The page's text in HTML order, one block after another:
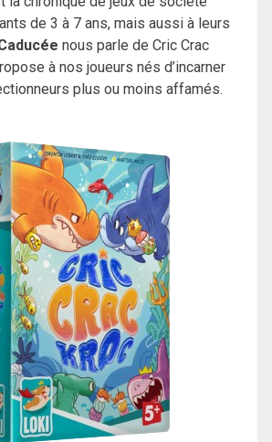
de 3 à 7 ans, mais aussi à leurs
nous parle de Cric Crac
à nos joueurs nés d’incarner
plus ou moins affamés.